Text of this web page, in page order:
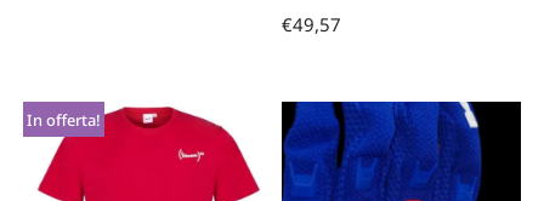
€49,57
In offerta!